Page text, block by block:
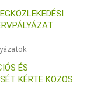
ÉS
KÉRTE KÖZÖS